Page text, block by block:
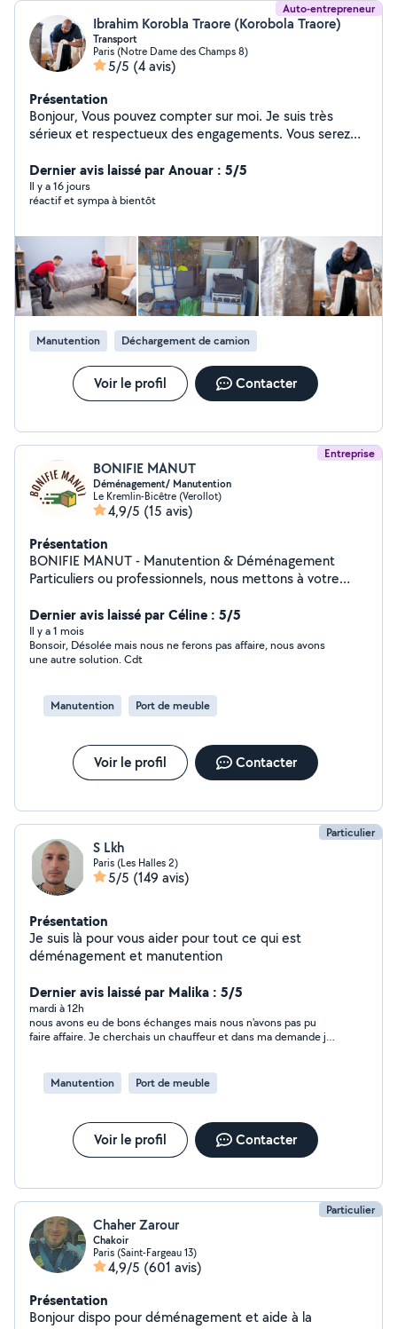
Auto-entrepreneur
Ibrahim Korobla Traore (Korobola Traore)
Transport
Paris (Notre Dame des Champs 8)
5/5 (4 avis)
Présentation
Bonjour, Vous pouvez compter sur moi. Je suis très
sérieux et respectueux des engagements. Vous serez
confiance en moi. Merci beaucoup pour votre retour.
Dernier avis laissé par Anouar : 5/5
Il y a 16 jours
réactif et sympa à bientôt
Manutention Déchargement de camion
Voir le profil Contacter
Entreprise
BONIFIE MANUT
Déménagement/ Manutention
Le Kremlin-Bicêtre (Verollot)
4,9/5 (15 avis)
Présentation
BONIFIE MANUT - Manutention & Déménagement
Particuliers ou professionnels, nous mettons à votre
pour tous vos besoins en déménagement, manutention,
ainsi que le montage et démontage de meubles. Nos
services : Pour les particuliers : aide au déménagement,
portage et manutention de tous types de mobilier. Pour
entrepôts, salles, chantiers et autres établissements,
ainsi que la gestion complète de vos déménagements
France. Faites confiance à une équipe réactive, sérieuse
et professionnelle pour vous accompagner dans
Dernier avis laissé par Céline : 5/5
Il y a 1 mois
Bonsoir, Désolée mais nous ne ferons pas affaire, nous avons
une autre solution. Cdt
Manutention Port de meuble
Voir le profil Contacter
Particulier
S Lkh
Paris (Les Halles 2)
5/5 (149 avis)
Présentation
Je suis là pour vous aider pour tout ce qui est
déménagement et manutention
Dernier avis laissé par Malika : 5/5
mardi à 12h
nous avons eu de bons échanges mais nous n'avons pas pu
faire affaire. Je cherchais un chauffeur et dans ma demande je
Manutention Port de meuble
Voir le profil Contacter
Particulier
Chaher Zarour
Chakoir
Paris (Saint-Fargeau 13)
4,9/5 (601 avis)
Présentation
Bonjour dispo pour déménagement et aide à la